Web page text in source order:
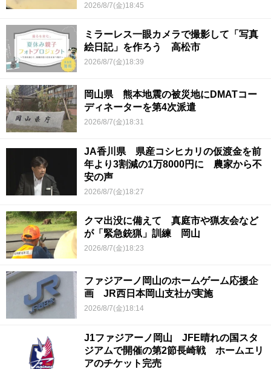
2026/8/7(金)18:45
ミラーレス一眼カメラで撮影して「写真
絵日記」を作ろう 高松市
2026/8/7(金)18:39
岡山県 熊本地震の被災地にDMATコー
ディネーターを第4次派遣
2026/8/7(金)18:31
JA香川県 県産コシヒカリの仮渡金を前
年より3割減の1万8000円に 農家から不
安の声
2026/8/7(金)18:27
クマ出没に備えて 真庭市や猟友会など
が「緊急銃猟」訓練 岡山
2026/8/7(金)18:23
ファジアーノ岡山のホームゲーム応援企
画 JR西日本岡山支社が実施
2026/8/7(金)18:14
J1ファジアーノ岡山 JFE晴れの国スタ
ジアムで開催の第2節長崎戦 ホームエリ
アのチケット完売